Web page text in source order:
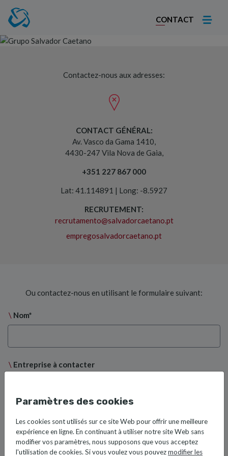
CONTACT
ContactosContactez-nous aux adresses:
CONTACT GÉNÉRAL:
Av. Vasco da Gama 1410,
4430-247 Vila Nova de Gaia,
+351 227 867 000
Lat: 41.114891 | Long: -8.5927
RECRUTEMENT:
recrutamento@salvadorcaetano.pt
empregosalvadorcaetano.pt
Ou contactez-nous en utilisant le formulaire suivant:
Nom*
Entreprise à contacter
Paramètres des cookies
Les cookies sont utilisés sur ce site Web pour offrir une meilleure
expérience en ligne. En continuant à utiliser notre site Web sans
modifier vos paramètres, nous supposons que vous acceptez
l'utilisation de cookies. Si vous voulez vous pouvezmodifier les